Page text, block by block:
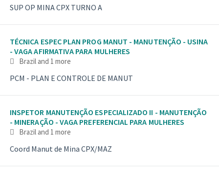
SUP OP MINA CPX TURNO A
TÉCNICA ESPEC PLAN PROG MANUT - MANUTENÇÃO - USINA
- VAGA AFIRMATIVA PARA MULHERES
Braziland 1 more
PCM - PLAN E CONTROLE DE MANUT
INSPETOR MANUTENÇÃO ESPECIALIZADO II - MANUTENÇÃO
- MINERAÇÃO - VAGA PREFERENCIAL PARA MULHERES
Braziland 1 more
Coord Manut de Mina CPX/MAZ